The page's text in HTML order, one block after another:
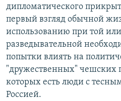
дипломатического
первый взгляд обычной
использованию при той
разведывательной
попытки влиять на
"дружественных" чешских
которых есть люди с
Россией.